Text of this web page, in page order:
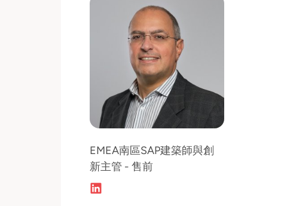
EMEA南區SAP建築師與創
新主管 - 售前